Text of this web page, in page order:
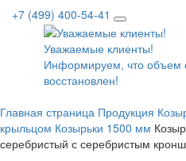
+7 (499) 400-54-41
Уважаемые клиенты!
Информируем, что объем
восстановлен!
Главная страница Продукция
крыльцом Козырьки 1500 мм
серебристый с серебристым